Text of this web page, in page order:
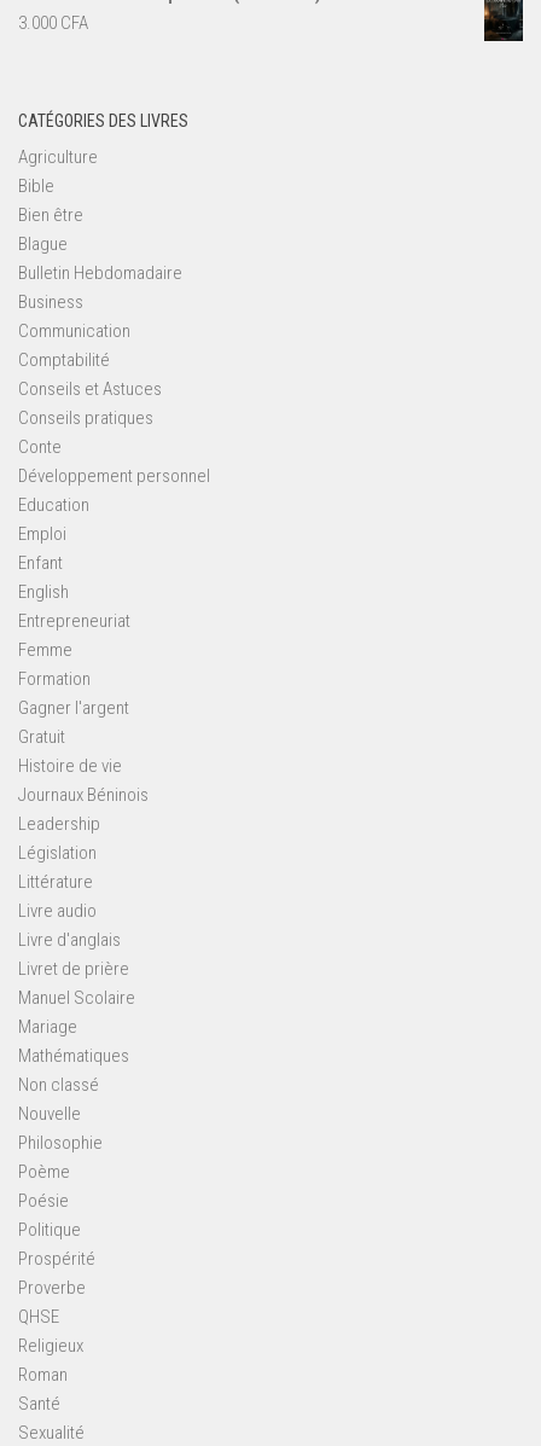
3.000 CFA
CATÉGORIES DES LIVRES
Agriculture
Bible
Bien être
Blague
Bulletin Hebdomadaire
Business
Communication
Comptabilité
Conseils et Astuces
Conseils pratiques
Conte
Développement personnel
Education
Emploi
Enfant
English
Entrepreneuriat
Femme
Formation
Gagner l'argent
Gratuit
Histoire de vie
Journaux Béninois
Leadership
Législation
Littérature
Livre audio
Livre d'anglais
Livret de prière
Manuel Scolaire
Mariage
Mathématiques
Non classé
Nouvelle
Philosophie
Poème
Poésie
Politique
Prospérité
Proverbe
QHSE
Religieux
Roman
Santé
Sexualité